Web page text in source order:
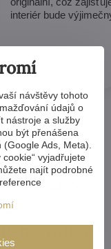
interiér bude
lustr v
na míru
návštěvy tohoto
údajů o
nástroje a služby
být přenášena
Ads, Meta).
vyjadřujete
najít podrobné